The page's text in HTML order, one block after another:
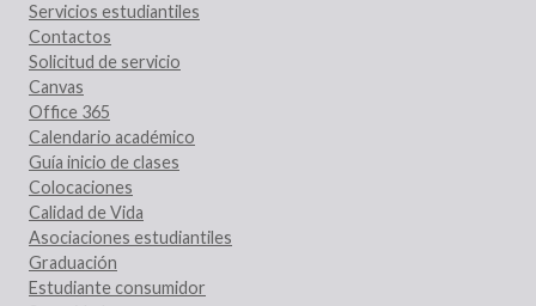
Servicios estudiantiles
Contactos
Solicitud de servicio
Canvas
Office 365
Calendario académico
Guía inicio de clases
Colocaciones
Calidad de Vida
Asociaciones estudiantiles
Graduación
Estudiante consumidor